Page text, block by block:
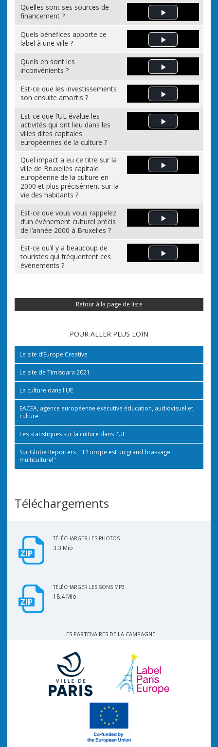
Quelles sont ses sources de
financement ?
Play Video
Quels bénéfices apporte ce
label à une ville ?
Play Video
Quels en sont les
inconvénients ?
Play Video
Est-ce que les investissements
son ensuite amortis ?
Play Video
Est-ce que l’UE évalue les
activités qui ont lieu dans les
villes dites capitales
européennes de la culture ?
Play Video
Quel impact a eu ce titre sur la
ville de Bruxelles capitale
européenne de la culture en
2000 et plus précisément sur la
vie des habitants ?
Play Video
Est-ce que vous vous rappelez
d’un événement culturel précis
de l’année 2000 à Bruxelles ?
Play Video
Est-ce qu’il y a beaucoup de
touristes qui fréquentent ces
événements ?
Play Video
Retour à la page de liste
POUR ALLER PLUS LOIN
Le site d’Europe Creative
Le site de Timisoara 2021
La culture dans l'UE
EACEA, agence européenne exécutive éducation, audiovisuel et
culture
Les statistiques sur la culture dans l'UE
Sur Globe Reporters ; "L'Europe est un grand brassage
multiculturel"
Téléchargements
TÉLÉCHARGER LES PHOTOS
3.3 Mio
TÉLÉCHARGER LES SONS MP3
18.4 Mio
LES PARTENAIRES DE LA CAMPAGNE